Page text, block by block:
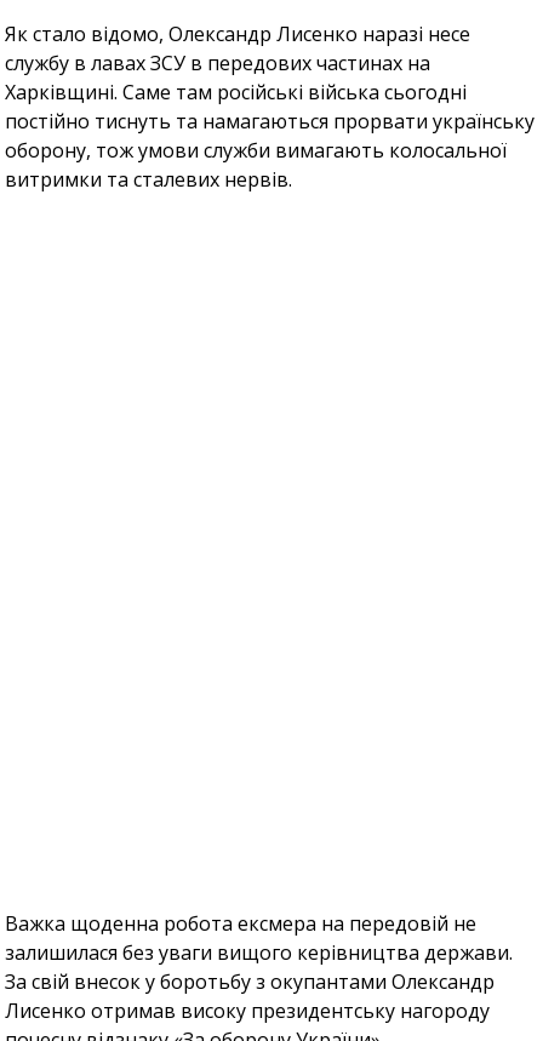
Як стало відомо, Олександр Лисенко наразі несе
службу в лавах ЗСУ в передових частинах на
Харківщині. Саме там російські війська сьогодні
постійно тиснуть та намагаються прорвати українську
оборону, тож умови служби вимагають колосальної
витримки та сталевих нервів.
Важка щоденна робота ексмера на передовій не
залишилася без уваги вищого керівництва держави.
За свій внесок у боротьбу з окупантами Олександр
Лисенко отримав високу президентську нагороду